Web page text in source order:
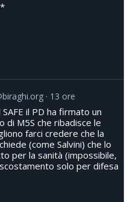
13 ore
il PD ha firmato un
di M5S che ribadisce le
farci credere che la
(come Salvini) che lo
per la sanità (impossibile,
solo per difesa